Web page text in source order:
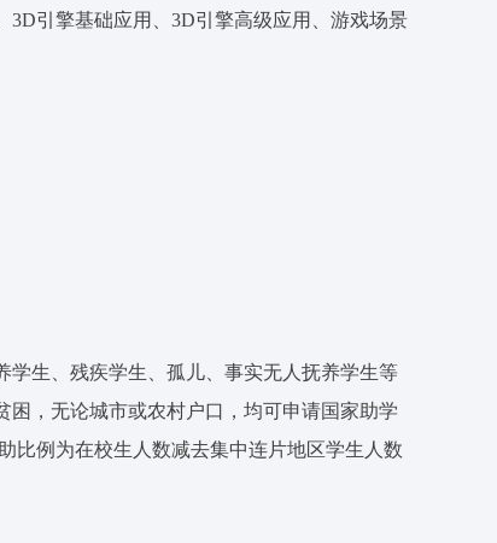
引擎基础应用、3D引擎高级应用、游戏场景
生、残疾学生、孤儿、事实无人抚养学生等
困，无论城市或农村户口，均可申请国家助学
比例为在校生人数减去集中连片地区学生人数